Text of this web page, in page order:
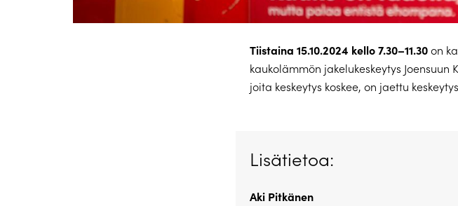
Tiistaina 15.10.2024 kello 7.30–11.30on
kaukolämmön jakelukeskeytys
joita keskeytys koskee, on jaettu
Lisätietoa:
Aki Pitkänen